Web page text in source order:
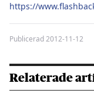
https://
Publicerad2012-11-12
Relaterade